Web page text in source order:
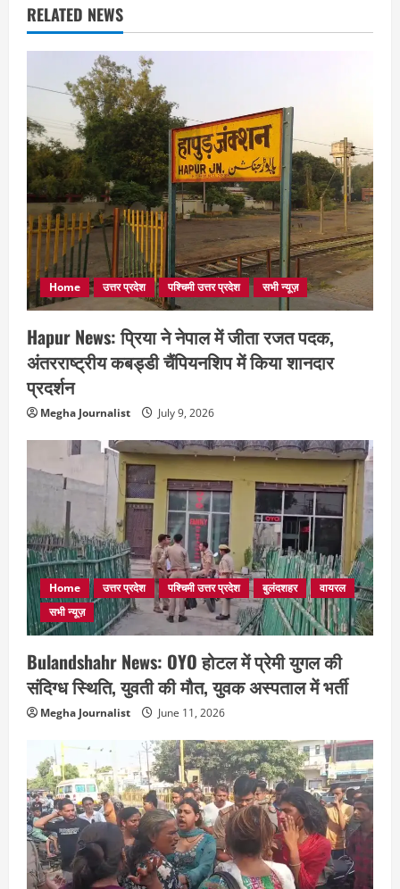
RELATED NEWS
Home उत्तर प्रदेश पश्चिमी उत्तर प्रदेश सभी न्यूज़
Hapur News: प्रिया ने नेपाल में जीता रजत पदक,
अंतरराष्ट्रीय कबड्डी चैंपियनशिप में किया शानदार
प्रदर्शन
Megha Journalist July 9, 2026
Home उत्तर प्रदेश पश्चिमी उत्तर प्रदेश बुलंदशहर
वायरल
सभी न्यूज़
Bulandshahr News: OYO होटल में प्रेमी युगल की
संदिग्ध स्थिति, युवती की मौत, युवक अस्पताल में भर्ती
Megha Journalist June 11, 2026